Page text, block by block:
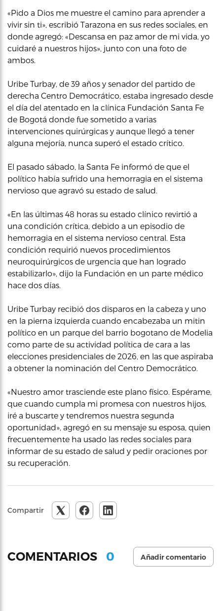
«Pido a Dios me muestre el camino para aprender a
vivir sin ti», escribió Tarazona en sus redes sociales, en
donde agregó: «Descansa en paz amor de mi vida, yo
cuidaré a nuestros hijos», junto con una foto de
ambos.
Uribe Turbay, de 39 años y senador del partido de
derecha Centro Democrático, estaba ingresado desde
el día del atentado en la clínica Fundación Santa Fe
de Bogotá donde fue sometido a varias
intervenciones quirúrgicas y aunque llegó a tener
alguna mejoría, nunca superó el estado crítico.
El pasado sábado, la Santa Fe informó de que el
político había sufrido una hemorragia en el sistema
nervioso que agravó su estado de salud.
«En las últimas 48 horas su estado clínico revirtió a
una condición crítica, debido a un episodio de
hemorragia en el sistema nervioso central. Esta
condición requirió nuevos procedimientos
neuroquirúrgicos de urgencia que han logrado
estabilizarlo», dijo la Fundación en un parte médico
hace dos días.
Uribe Turbay recibió dos disparos en la cabeza y uno
en la pierna izquierda cuando encabezaba un mitin
político en un parque del barrio bogotano de Modelia
como parte de su actividad política de cara a las
elecciones presidenciales de 2026, en las que aspiraba
a obtener la nominación del Centro Democrático.
«Nuestro amor trasciende este plano físico. Espérame,
que cuando cumpla mi promesa con nuestros hijos,
iré a buscarte y tendremos nuestra segunda
oportunidad», agregó en su mensaje su esposa, quien
frecuentemente ha usado las redes sociales para
informar de su estado de salud y pedir oraciones por
su recuperación.
Compartir
COMENTARIOS 0 Añadir comentario